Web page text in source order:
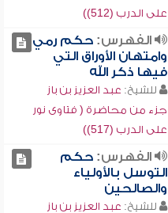
على الدرب (512))
الفهرس:حكم رمي
وامتهان الأوراق التي
فيها ذكر الله
للشيخ: عبد العزيز بن باز
جزء من محاضرة ( فتاوى نور
على الدرب (517))
الفهرس:حكم
التوسل بالأولياء
والصالحين
للشيخ: عبد العزيز بن باز